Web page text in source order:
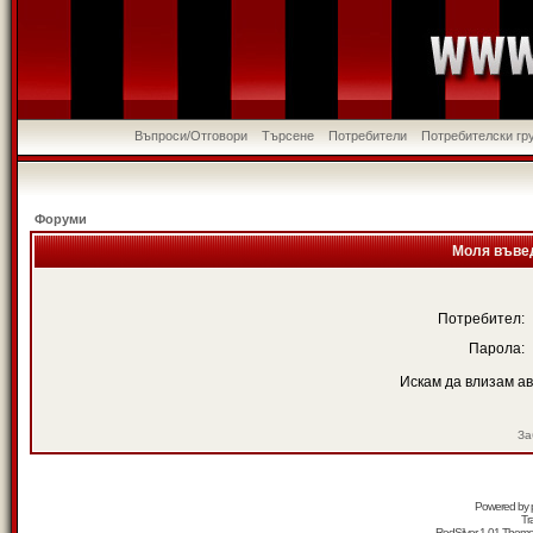
Въпроси/Отговори Търсене Потребители Потребителски
Форуми
Моля
Потребител:
Парола:
Искам да влизам
Powered by